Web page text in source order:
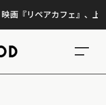
ペアカフェ』、上映300